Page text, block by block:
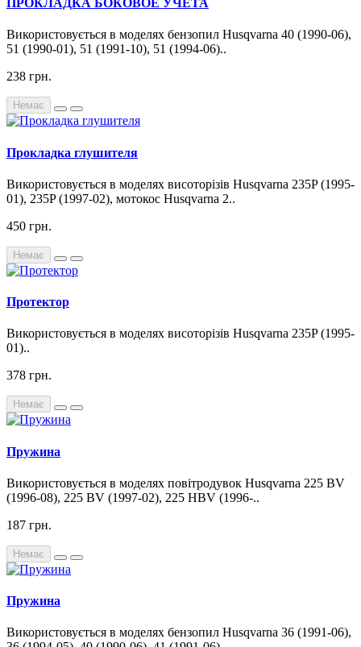
ПРОКЛАДКА БОКОВОЕ УЧЕТА
Використовується в моделях бензопил Husqvarna 40 (1990-06),
51 (1990-01), 51 (1991-10), 51 (1994-06)..
238 грн.
Немає
Прокладка глушителя
Використовується в моделях висоторізів Husqvarna 235P (1995-
01), 235P (1997-02), мотокос Husqvarna 2..
450 грн.
Немає
Протектор
Використовується в моделях висоторізів Husqvarna 235P (1995-
01)..
378 грн.
Немає
Пружина
Використовується в моделях повітродувок Husqvarna 225 BV
(1996-08), 225 BV (1997-02), 225 HBV (1996-..
187 грн.
Немає
Пружина
Використовується в моделях бензопил Husqvarna 36 (1991-06),